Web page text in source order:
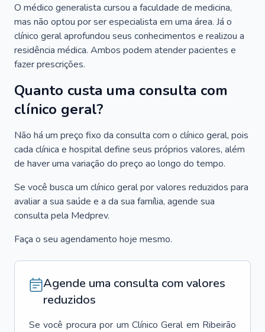
O médico generalista cursou a faculdade de medicina,
mas não optou por ser especialista em uma área. Já o
clínico geral aprofundou seus conhecimentos e realizou a
residência médica. Ambos podem atender pacientes e
fazer prescrições.
Quanto custa uma consulta com
clínico geral?
Não há um preço fixo da consulta com o clínico geral, pois
cada clínica e hospital define seus próprios valores, além
de haver uma variação do preço ao longo do tempo.
Se você busca um clínico geral por valores reduzidos para
avaliar a sua saúde e a da sua família, agende sua
consulta pela Medprev.
Faça o seu agendamento hoje mesmo.
Agende uma consulta com valores
reduzidos
Se você procura por um Clínico Geral em Ribeirão